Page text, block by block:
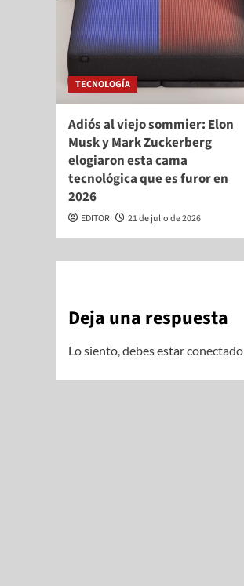
TECNOLOGÍA
Adiós al viejo sommier: Elon
Musk y Mark Zuckerberg
elogiaron esta cama
tecnológica que es furor en
2026
EDITOR 21 de julio de 2026
Deja una respuesta
Lo siento, debes estarconectado